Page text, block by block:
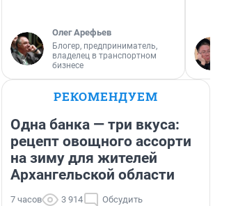
Олег Арефьев
Блогер, предприниматель,
владелец в транспортном
бизнесе
РЕКОМЕНДУЕМ
Одна банка — три вкуса:
рецепт овощного ассорти
на зиму для жителей
Архангельской области
7 часов 3 914 Обсудить